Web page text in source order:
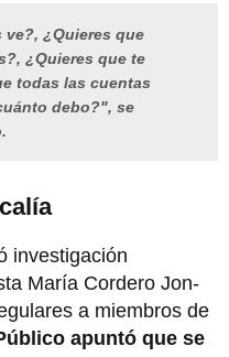
¿Quieres que
¿Quieres que te
todas las cuentas
debo?", se
investigación
María Cordero Jon-
a miembros de
apuntó que se